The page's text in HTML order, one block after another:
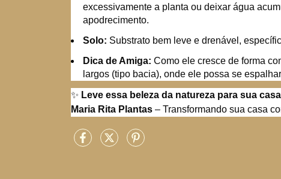
excessivamente a planta ou deixar água
apodrecimento.
Solo: Substrato bem leve e drenável,
Dica de Amiga: Como ele cresce de forma
largos (tipo bacia), onde ele possa se
✨ Leve essa beleza da natureza para sua
Maria Rita Plantas – Transformando sua casa